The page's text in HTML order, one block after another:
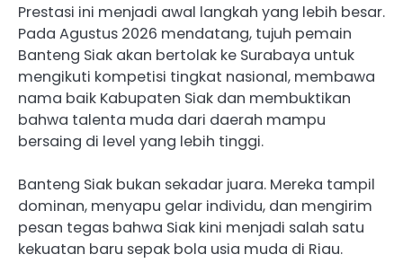
Prestasi ini menjadi awal langkah yang lebih besar.
Pada Agustus 2026 mendatang, tujuh pemain
Banteng Siak akan bertolak ke Surabaya untuk
mengikuti kompetisi tingkat nasional, membawa
nama baik Kabupaten Siak dan membuktikan
bahwa talenta muda dari daerah mampu
bersaing di level yang lebih tinggi.
Banteng Siak bukan sekadar juara. Mereka tampil
dominan, menyapu gelar individu, dan mengirim
pesan tegas bahwa Siak kini menjadi salah satu
kekuatan baru sepak bola usia muda di Riau.